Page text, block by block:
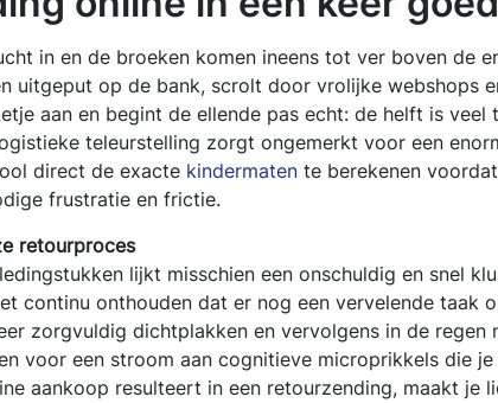
in en de broeken komen ineens tot ver boven de
uitgeput op de bank, scrolt door vrolijke webshops
aan en begint de ellende pas echt: de helft is veel
teleurstelling zorgt ongemerkt voor een
direct de exacte kindermaten te berekenen
frustratie en frictie.
retourproces
lijkt misschien een onschuldig en snel
continu onthouden dat er nog een vervelende taak
zorgvuldig dichtplakken en vervolgens in de regen
voor een stroom aan cognitieve microprikkels die
aankoop resulteert in een retourzending, maakt je